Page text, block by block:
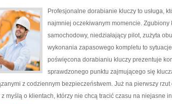
Profesjonalne dorabianie kluczy to usługa,
najmniej oczekiwanym momencie.
samochodowy, niedziałający pilot, zużyta
wykonania zapasowego kompletu to
poświęcona dorabianiu kluczy prezentuje
sprawdzonego punktu zajmującego się
z codziennym bezpieczeństwem. Już na pierwszy
myślą o klientach, którzy nie chcą tracić czasu na niejasne